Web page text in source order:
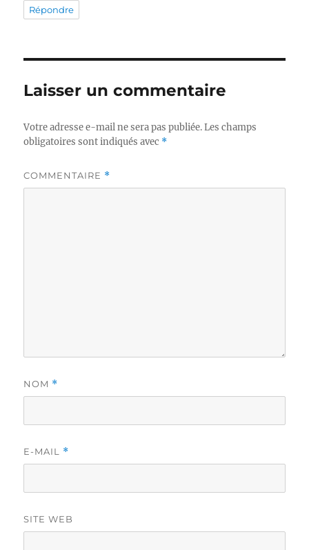
Répondre
Laisser un commentaire
Votre adresse e-mail ne sera pas publiée. Les champs
obligatoires sont indiqués avec *
COMMENTAIRE *
NOM *
E-MAIL *
SITE WEB